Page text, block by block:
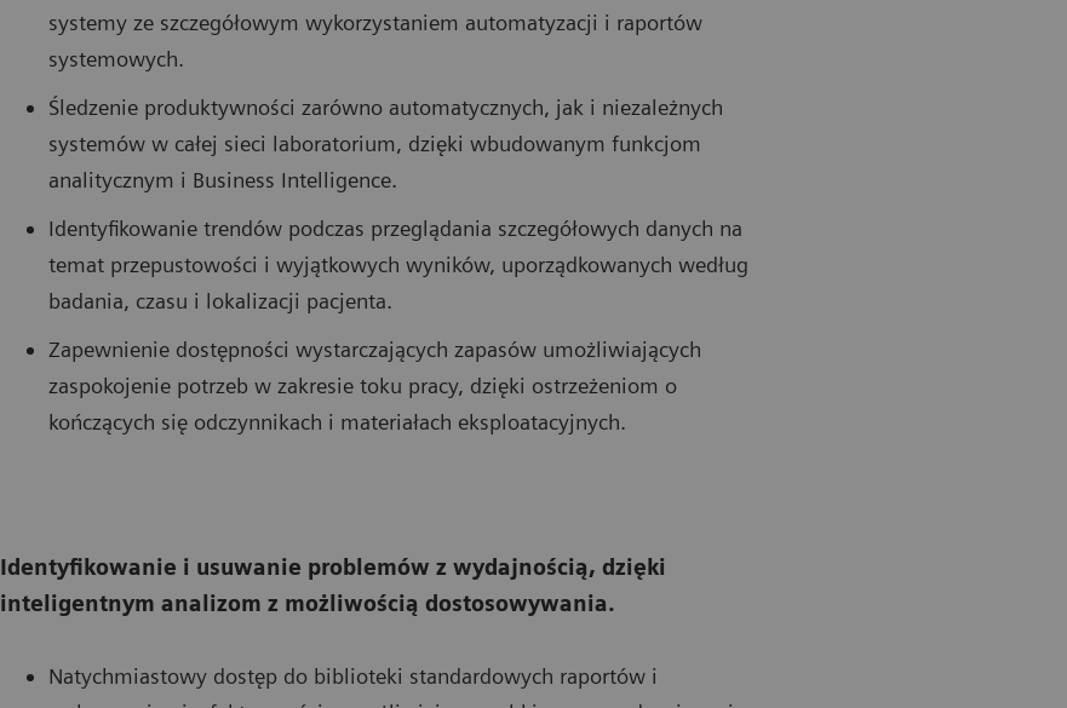
systemy ze szczegółowym wykorzystaniem automatyzacji i raportów
systemowych.
Śledzenie produktywności zarówno automatycznych, jak i niezależnych
systemów w całej sieci laboratorium, dzięki wbudowanym funkcjom
analitycznym i Business Intelligence.
Identyfikowanie trendów podczas przeglądania szczegółowych danych na
temat przepustowości i wyjątkowych wyników, uporządkowanych według
badania, czasu i lokalizacji pacjenta.
Zapewnienie dostępności wystarczających zapasów umożliwiających
zaspokojenie potrzeb w zakresie toku pracy, dzięki ostrzeżeniom o
kończących się odczynnikach i materiałach eksploatacyjnych.
Identyfikowanie i usuwanie problemów z wydajnością, dzięki
inteligentnym analizom z możliwością dostosowywania.
Natychmiastowy dostęp do biblioteki standardowych raportów i